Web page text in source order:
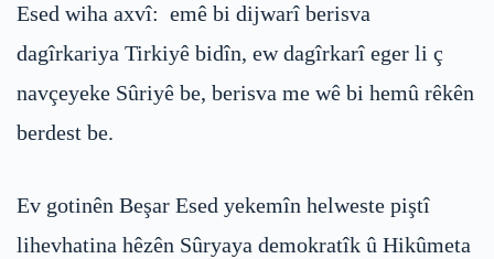
Esed wiha axvî: emê bi dijwarî berisva
dagîrkariya Tirkiyê bidîn, ew dagîrkarî eger li ç
navçeyeke Sûriyê be, berisva me wê bi hemû rêkên
berdest be.
Ev gotinên Beşar Esed yekemîn helweste piştî
lihevhatina hêzên Sûryaya demokratîk û Hikûmeta